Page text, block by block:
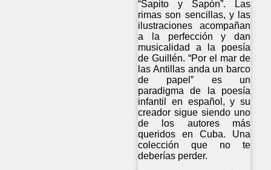
“Sapito y Sapón”. Las
rimas son sencillas, y las
ilustraciones acompañan
a la perfección y dan
musicalidad a la poesía
de Guillén. “Por el mar de
las Antillas anda un barco
de papel” es un
paradigma de la poesía
infantil en español, y su
creador sigue siendo uno
de los autores más
queridos en Cuba. Una
colección que no te
deberías perder.